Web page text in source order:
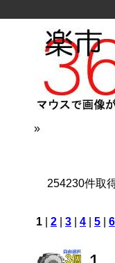
»
254230件取
1 2 3 4 5 6